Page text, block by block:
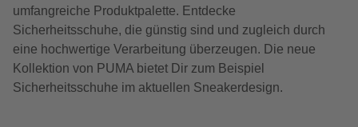
umfangreiche Produktpalette. Entdecke
Sicherheitsschuhe, die günstig sind und zugleich durch
eine hochwertige Verarbeitung überzeugen. Die neue
Kollektion von PUMA bietet Dir zum Beispiel
Sicherheitsschuhe im aktuellen Sneakerdesign.